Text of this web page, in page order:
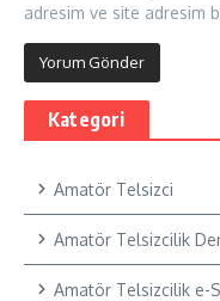
adresim ve site adresim
Kategori
Amatör Telsizci
Amatör Telsizcilik
Amatör Telsizcilik e-